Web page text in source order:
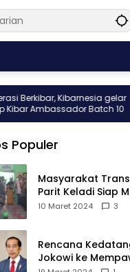
Kibarnesia gelar
Batch 10
Populer
Masyarakat
Parit Keladi Siap
Fauzan-Mirza di
10 Maret 2024 3
Rencana
Jokowi ke